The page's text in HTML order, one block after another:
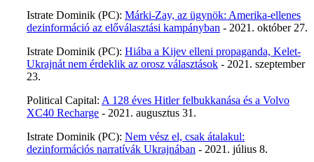
Istrate Dominik (PC): Márki-Zay, az ügynök: Amerika-ellenes
dezinformáció az előválasztási kampányban - 2021. október 27.
Istrate Dominik (PC): Hiába a Kijev elleni propaganda, Kelet-
Ukrajnát nem érdeklik az orosz választások - 2021. szeptember
23.
Political Capital: A 128 éves Hitler felbukkanása és a Volvo
XC40 Recharge - 2021. augusztus 31.
Istrate Dominik (PC): Nem vész el, csak átalakul:
dezinformációs narratívák Ukrajnában - 2021. július 8.